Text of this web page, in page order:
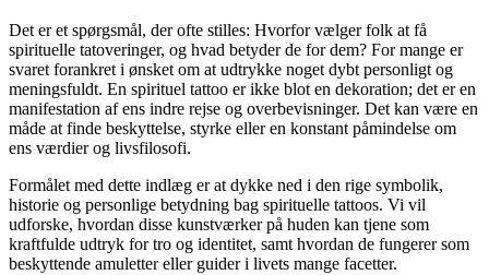
Det er et spørgsmål, der ofte stilles: Hvorfor vælger folk at få
spirituelle tatoveringer, og hvad betyder de for dem? For mange er
svaret forankret i ønsket om at udtrykke noget dybt personligt og
meningsfuldt. En spirituel tattoo er ikke blot en dekoration; det er en
manifestation af ens indre rejse og overbevisninger. Det kan være en
måde at finde beskyttelse, styrke eller en konstant påmindelse om
ens værdier og livsfilosofi.
Formålet med dette indlæg er at dykke ned i den rige symbolik,
historie og personlige betydning bag spirituelle tattoos. Vi vil
udforske, hvordan disse kunstværker på huden kan tjene som
kraftfulde udtryk for tro og identitet, samt hvordan de fungerer som
beskyttende amuletter eller guider i livets mange facetter.